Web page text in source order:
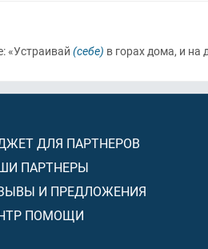
«Устраивай (себе) в горах дома, и на
ДЛЯ ПАРТНЕРОВ
ПАРТНЕРЫ
И ПРЕДЛОЖЕНИЯ
ПОМОЩИ